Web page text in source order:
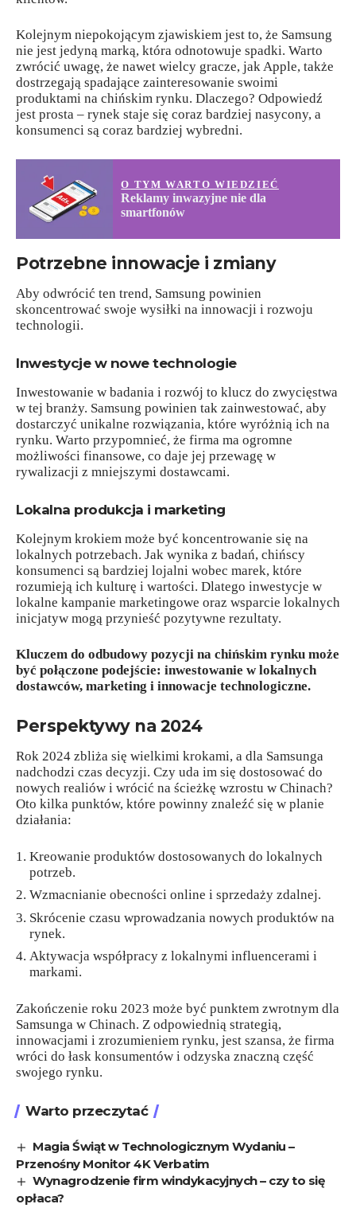
Kolejnym niepokojącym zjawiskiem jest to, że Samsung
nie jest jedyną marką, która odnotowuje spadki. Warto
zwrócić uwagę, że nawet wielcy gracze, jak Apple, także
dostrzegają spadające zainteresowanie swoimi
produktami na chińskim rynku. Dlaczego? Odpowiedź
jest prosta – rynek staje się coraz bardziej nasycony, a
konsumenci są coraz bardziej wybredni.
O TYM WARTO WIEDZIEĆ
Reklamy inwazyjne nie dla
smartfonów
Potrzebne innowacje i zmiany
Aby odwrócić ten trend, Samsung powinien
skoncentrować swoje wysiłki na innowacji i rozwoju
technologii.
Inwestycje w nowe technologie
Inwestowanie w badania i rozwój to klucz do zwycięstwa
w tej branży. Samsung powinien tak zainwestować, aby
dostarczyć unikalne rozwiązania, które wyróżnią ich na
rynku. Warto przypomnieć, że firma ma ogromne
możliwości finansowe, co daje jej przewagę w
rywalizacji z mniejszymi dostawcami.
Lokalna produkcja i marketing
Kolejnym krokiem może być koncentrowanie się na
lokalnych potrzebach. Jak wynika z badań, chińscy
konsumenci są bardziej lojalni wobec marek, które
rozumieją ich kulturę i wartości. Dlatego inwestycje w
lokalne kampanie marketingowe oraz wsparcie lokalnych
inicjatyw mogą przynieść pozytywne rezultaty.
Kluczem do odbudowy pozycji na chińskim rynku może
być połączone podejście: inwestowanie w lokalnych
dostawców, marketing i innowacje technologiczne.
Perspektywy na 2024
Rok 2024 zbliża się wielkimi krokami, a dla Samsunga
nadchodzi czas decyzji. Czy uda im się dostosować do
nowych realiów i wrócić na ścieżkę wzrostu w Chinach?
Oto kilka punktów, które powinny znaleźć się w planie
działania:
Kreowanie produktów dostosowanych do lokalnych
potrzeb.
Wzmacnianie obecności online i sprzedaży zdalnej.
Skrócenie czasu wprowadzania nowych produktów na
rynek.
Aktywacja współpracy z lokalnymi influencerami i
markami.
Zakończenie roku 2023 może być punktem zwrotnym dla
Samsunga w Chinach. Z odpowiednią strategią,
innowacjami i zrozumieniem rynku, jest szansa, że firma
wróci do łask konsumentów i odzyska znaczną część
swojego rynku.
Warto przeczytać
Magia Świąt w Technologicznym Wydaniu –
Przenośny Monitor 4K Verbatim
Wynagrodzenie firm windykacyjnych – czy to się
opłaca?